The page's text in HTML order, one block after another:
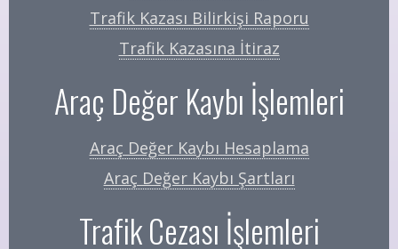
Trafik Kazası Bilirkişi Raporu
Trafik Kazasına İtiraz
Araç Değer Kaybı İşlemleri
Araç Değer Kaybı Hesaplama
Araç Değer Kaybı Şartları
Trafik Cezası İşlemleri